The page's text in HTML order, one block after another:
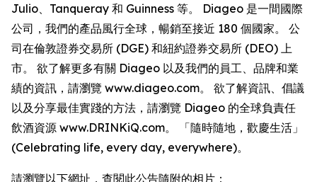
Julio、Tanqueray 和 Guinness 等。 Diageo 是一間國際
公司，我們的產品風行全球，暢銷至接近 180 個國家。 公
司在倫敦證券交易所 (DGE) 和紐約證券交易所 (DEO) 上
市。 欲了解更多有關 Diageo 以及我們的員工、品牌和業
績的資訊，請瀏覽 www.diageo.com。 欲了解資訊、倡議
以及分享最佳實踐的方法，請瀏覽 Diageo 的全球負責任
飲酒資源 www.DRINKiQ.com。 「隨時隨地，歡慶生活」
(Celebrating life, every day, everywhere)。
請瀏覽以下網址，查閱此公告隨附的相片：